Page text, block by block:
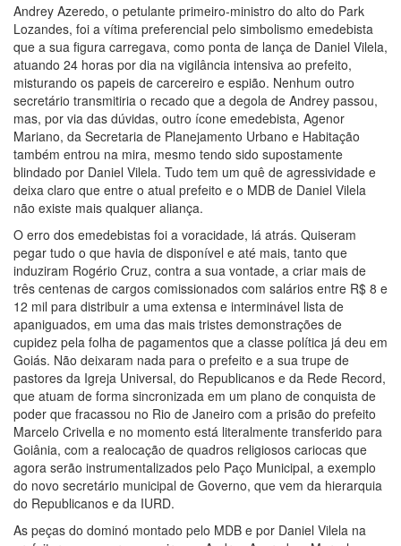
Andrey Azeredo, o petulante primeiro-ministro do alto do Park
Lozandes, foi a vítima preferencial pelo simbolismo emedebista
que a sua figura carregava, como ponta de lança de Daniel Vilela,
atuando 24 horas por dia na vigilância intensiva ao prefeito,
misturando os papeis de carcereiro e espião. Nenhum outro
secretário transmitiria o recado que a degola de Andrey passou,
mas, por via das dúvidas, outro ícone emedebista, Agenor
Mariano, da Secretaria de Planejamento Urbano e Habitação
também entrou na mira, mesmo tendo sido supostamente
blindado por Daniel Vilela. Tudo tem um quê de agressividade e
deixa claro que entre o atual prefeito e o MDB de Daniel Vilela
não existe mais qualquer aliança.
O erro dos emedebistas foi a voracidade, lá atrás. Quiseram
pegar tudo o que havia de disponível e até mais, tanto que
induziram Rogério Cruz, contra a sua vontade, a criar mais de
três centenas de cargos comissionados com salários entre R$ 8 e
12 mil para distribuir a uma extensa e interminável lista de
apaniguados, em uma das mais tristes demonstrações de
cupidez pela folha de pagamentos que a classe política já deu em
Goiás. Não deixaram nada para o prefeito e a sua trupe de
pastores da Igreja Universal, do Republicanos e da Rede Record,
que atuam de forma sincronizada em um plano de conquista de
poder que fracassou no Rio de Janeiro com a prisão do prefeito
Marcelo Crivella e no momento está literalmente transferido para
Goiânia, com a realocação de quadros religiosos cariocas que
agora serão instrumentalizados pelo Paço Municipal, a exemplo
do novo secretário municipal de Governo, que vem da hierarquia
do Republicanos e da IURD.
As peças do dominó montado pelo MDB e por Daniel Vilela na